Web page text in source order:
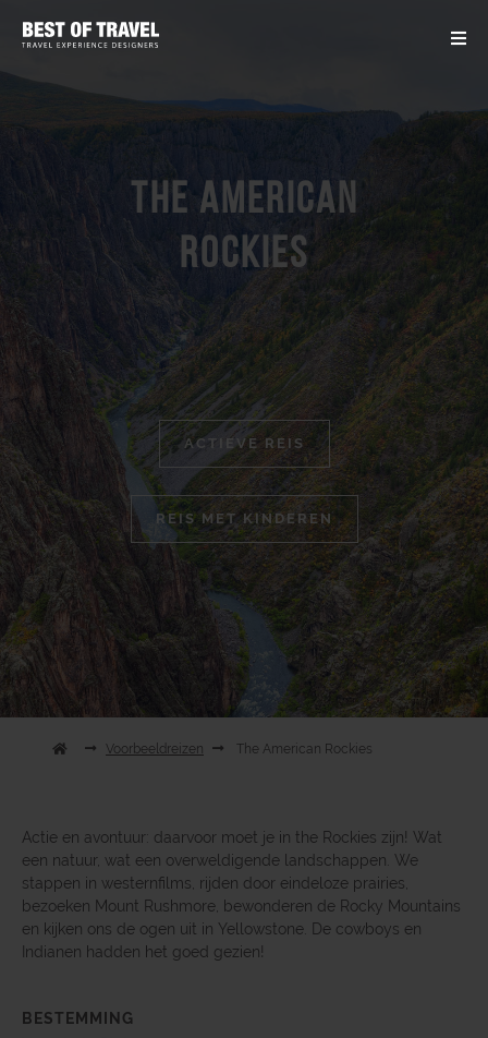
The American
Rockies
ACTIEVE REIS
REIS MET KINDEREN
Voorbeeldreizen The American Rockies
Actie en avontuur: daarvoor moet je in the Rockies zijn! Wat
een natuur, wat een overweldigende landschappen. We
stappen in westernfilms, rijden door eindeloze prairies,
bezoeken Mount Rushmore, bewonderen de Rocky Mountains
en kijken ons de ogen uit in Yellowstone. De cowboys en
Indianen hadden het goed gezien!
BESTEMMING